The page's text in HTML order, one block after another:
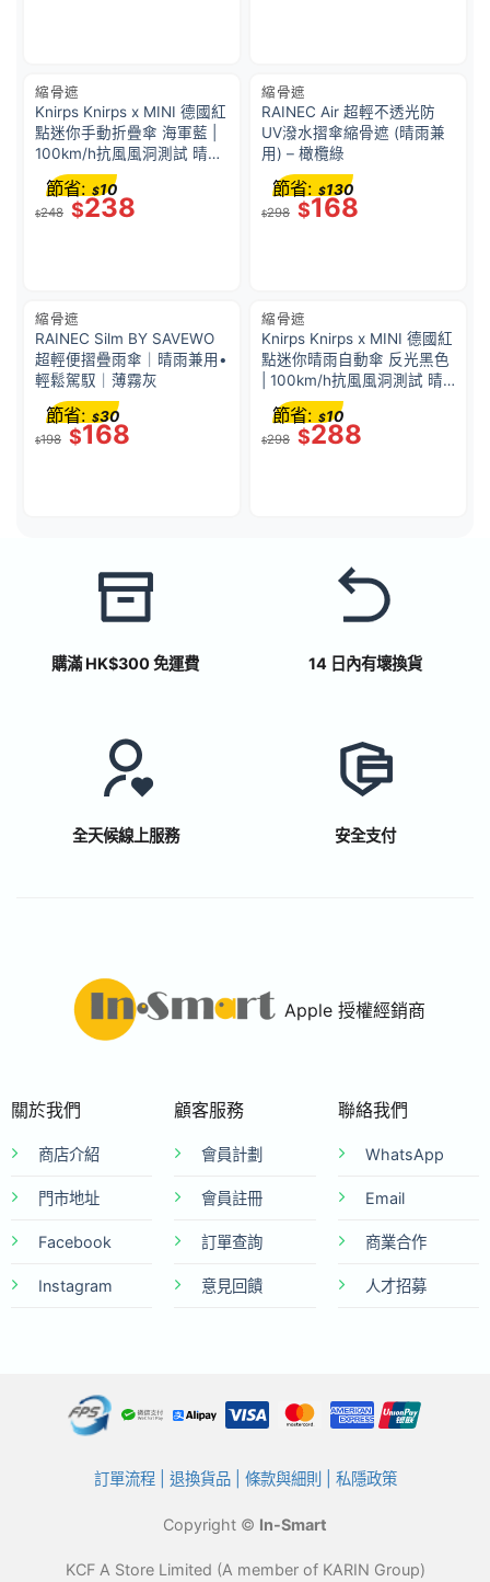
縮骨遮
Knirps Knirps x MINI 德國紅
點迷你手動折疊傘 海軍藍 |
100km/h抗風風洞測試 晴雨
傘 | 168g 極輕量 | 展開直徑
94 cm | 閉合長度 18 cm | 高
級鋼材 + 玻璃纖維
$248 $238
節省: $10
縮骨遮
RAINEC Air 超輕不透光防
UV潑水摺傘縮骨遮 (晴雨兼
用) – 橄欖綠
$298 $168
節省: $130
縮骨遮
RAINEC Silm BY SAVEWO
超輕便摺疊雨傘｜晴雨兼用•
輕鬆駕馭｜薄霧灰
$198 $168
節省: $30
縮骨遮
Knirps Knirps x MINI 德國紅
點迷你晴雨自動傘 反光黑色
| 100km/h抗風風洞測試 晴
雨傘 | 175g 極輕量 | 展開直
徑 92 cm | 閉合長度 24 cm
| 高級鋼材+玻璃纖維
$298 $288
節省: $10
購滿 HK$300 免運費 14 日內有壞換貨
全天候線上服務 安全支付
Apple 授權經銷商
關於我們
商店介紹
門市地址
Facebook
Instagram
顧客服務
會員計劃
會員註冊
訂單查詢
意見回饋
聯絡我們
WhatsApp
Email
商業合作
人才招募
訂單流程| 退換貨品| 條款與細則 私隱政策
Copyright © In-Smart
KCF A Store Limited (A member of KARIN Group)